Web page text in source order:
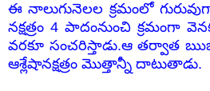
ఈ నాలుగునెలల క్రమంలో
నక్షత్రం 4 పాదంనుంచి క్రమంగా
వరకూ సంచరిస్తాడు.ఆ తర్వాత
ఆశ్లేషానక్షత్రం మొత్తాన్నీ దాటుతాడు.